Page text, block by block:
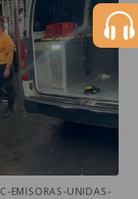
EMISORAS-UNIDAS-